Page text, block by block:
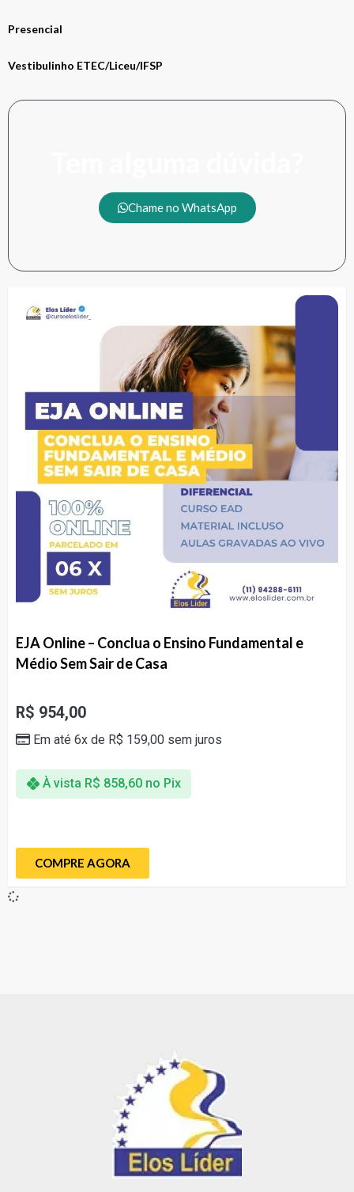
Presencial
Vestibulinho ETEC/Liceu/IFSP
Chame no WhatsApp
EJA Online – Conclua o Ensino Fundamental e
Médio Sem Sair de Casa
R$ 954,00
Em até 6x de R$ 159,00 sem juros
À vista R$ 858,60 no Pix
COMPRE AGORA